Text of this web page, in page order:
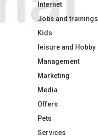
Internet
Jobs and trainings
Kids
leisure and Hobby
Management
Marketing
Media
Offers
Pets
Services